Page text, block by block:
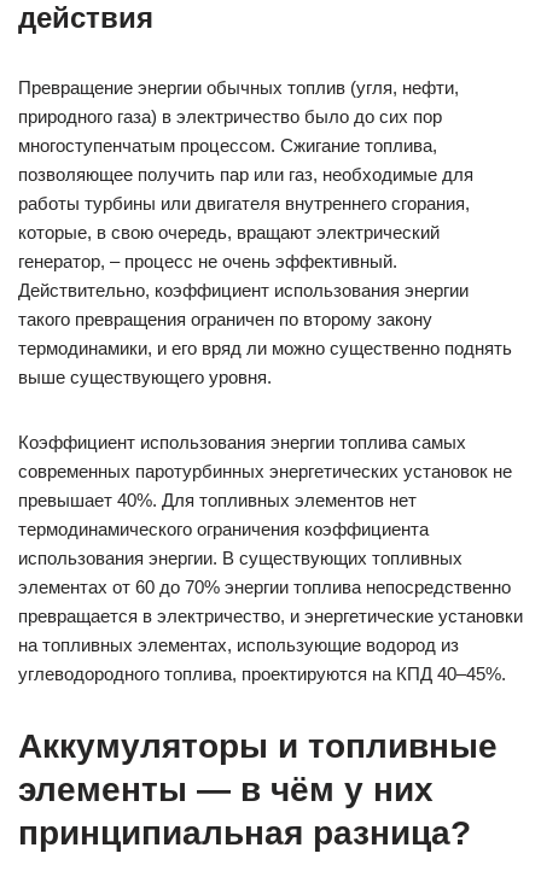
действия
Превращение энергии обычных топлив (угля, нефти,
природного газа) в электричество было до сих пор
многоступенчатым процессом. Сжигание топлива,
позволяющее получить пар или газ, необходимые для
работы турбины или двигателя внутреннего сгорания,
которые, в свою очередь, вращают электрический
генератор, – процесс не очень эффективный.
Действительно, коэффициент использования энергии
такого превращения ограничен по второму закону
термодинамики, и его вряд ли можно существенно поднять
выше существующего уровня.
Коэффициент использования энергии топлива самых
современных паротурбинных энергетических установок не
превышает 40%. Для топливных элементов нет
термодинамического ограничения коэффициента
использования энергии. В существующих топливных
элементах от 60 до 70% энергии топлива непосредственно
превращается в электричество, и энергетические установки
на топливных элементах, использующие водород из
углеводородного топлива, проектируются на КПД 40–45%.
Аккумуляторы и топливные
элементы — в чём у них
принципиальная разница?